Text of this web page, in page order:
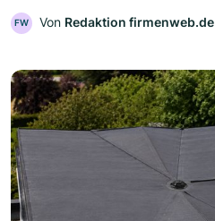
FW Von Redaktion firmenweb.de